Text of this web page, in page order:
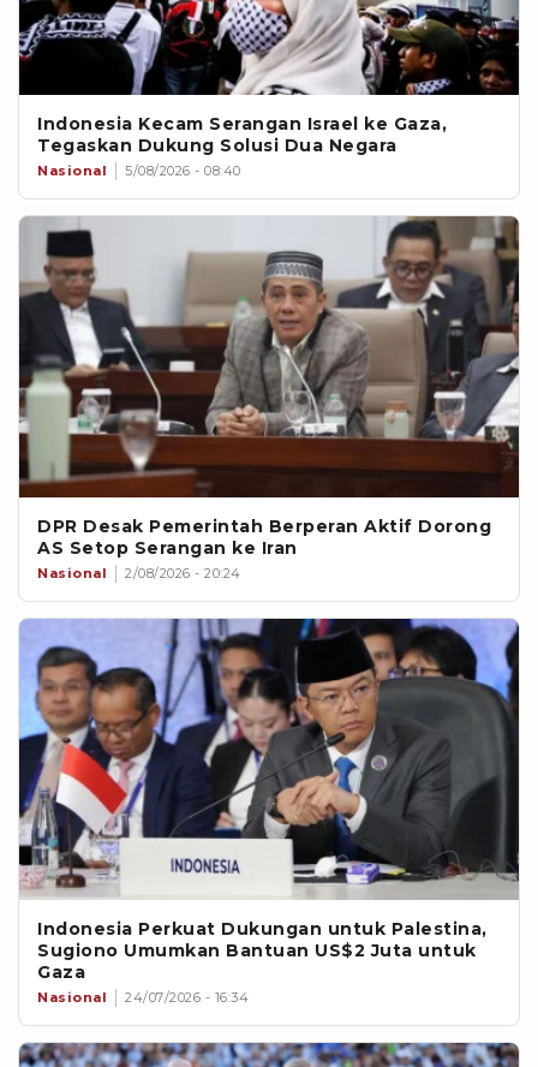
Indonesia Kecam Serangan Israel ke Gaza,
Tegaskan Dukung Solusi Dua Negara
Nasional 5/08/2026 - 08:40
DPR Desak Pemerintah Berperan Aktif Dorong
AS Setop Serangan ke Iran
Nasional 2/08/2026 - 20:24
Indonesia Perkuat Dukungan untuk Palestina,
Sugiono Umumkan Bantuan US$2 Juta untuk
Gaza
Nasional 24/07/2026 - 16:34